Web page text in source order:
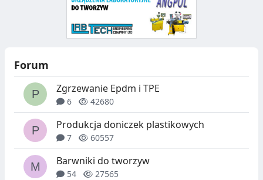
Forum
Zgrzewanie Epdm i TPE
6 42680
Produkcja doniczek plastikowych
7 60557
Barwniki do tworzyw
54 27565